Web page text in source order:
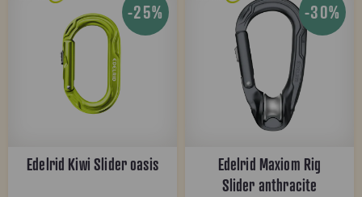
-25%
Edelrid Kiwi Slider oasis
-30%
Edelrid Maxiom Rig
Slider anthracite